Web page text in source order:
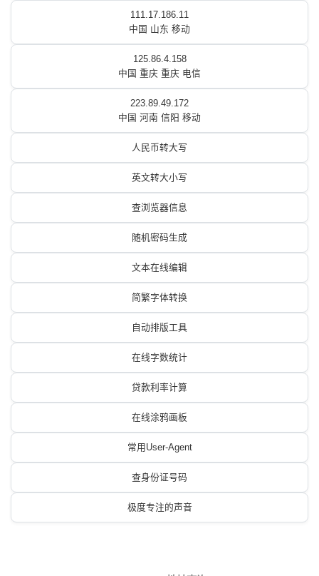
111.17.186.11
中国 山东 移动
125.86.4.158
中国 重庆 重庆 电信
223.89.49.172
中国 河南 信阳 移动
人民币转大写
英文转大小写
查浏览器信息
随机密码生成
文本在线编辑
简繁字体转换
自动排版工具
在线字数统计
贷款利率计算
在线涂鸦画板
常用User-Agent
查身份证号码
极度专注的声音